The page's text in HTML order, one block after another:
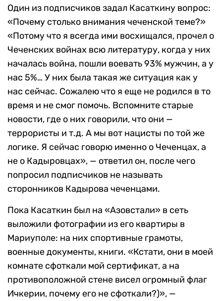
Один из подписчиков задал Касаткину вопрос:
«Почему столько внимания чеченской теме?»
«Потому что я всегда ими восхищался, прочел о
Чеченских войнах всю литературу, когда у них
началась война, пошли воевать 93% мужчин, а у
нас 5%… У них была такая же ситуация как у
нас сейчас. Сожалею что я еще не родился в то
время и не смог помочь. Вспомните старые
новости, где о них говорили, что они —
террористы и т.д. А мы вот нацисты по той же
логике. Я сейчас говорю именно о Чеченцах, а
не о Кадыровцах», — ответил он, после чего
попросил подписчиков не называть
сторонников Кадырова чеченцами.
Пока Касаткин был на «Азовстали» в сеть
выложили фотографии из его квартиры в
Мариуполе: на них спортивные грамоты,
военные документы, книги. «Кстати, они в моей
комнате сфоткали мой сертификат, а на
противоположной стене висел огромный флаг
Ичкерии, почему его не сфоткали?)», —